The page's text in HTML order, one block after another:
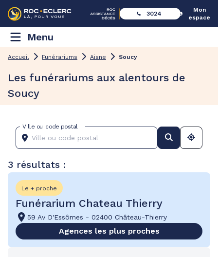
3024
Mon
espace
Menu
Accueil Funérariums Aisne Soucy
Les funérariums aux alentours de
Soucy
Ville ou code postal
3 résultats :
Le + proche
Funérarium Chateau Thierry
59 Av D'Essômes - 02400 Château-Thierry
Agences les plus proches